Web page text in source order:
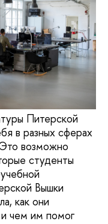
Питерской
в разных сферах
возможно
студенты
Вышки
как они
чем им помог